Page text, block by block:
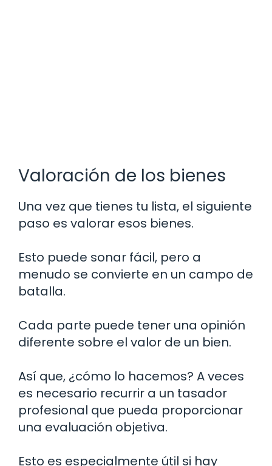
Valoración de los bienes
Una vez que tienes tu lista, el siguiente
paso es valorar esos bienes.
Esto puede sonar fácil, pero a
menudo se convierte en un campo de
batalla.
Cada parte puede tener una opinión
diferente sobre el valor de un bien.
Así que, ¿cómo lo hacemos? A veces
es necesario recurrir a un tasador
profesional que pueda proporcionar
una evaluación objetiva.
Esto es especialmente útil si hay